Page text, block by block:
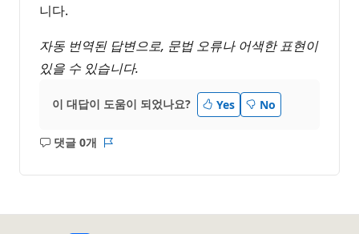
니다.
자동 번역된 답변으로, 문법 오류나 어색한 표현이
있을 수 있습니다.
이 대답이 도움이 되었나요? Yes No
댓글 0개
설